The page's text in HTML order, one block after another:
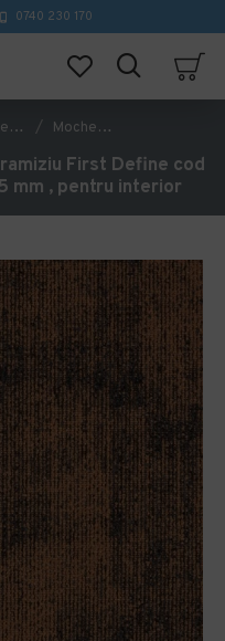
0740 230 170
Mocheta trafic intens dale caramiziu First Define cod 322, fir buclat , înălțime 6.5 mm , pentru interior
First Define cod
mm , pentru interior